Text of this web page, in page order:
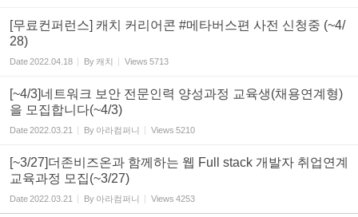
[무료컨퍼런스] 캐치 커리어콘 #메타버스편 사전 신청중 (~4/
28)
Date2022.04.18 By 캐치 Views 5713
[~4/3]네트워크 보안 전문인력 양성과정 교육생(채용연계형)
을 모집합니다(~4/3)
Date2022.03.21 By 아라컴퍼니 Views 5210
[~3/27]더존비즈온과 함께하는 웹 Full stack 개발자 취업연계
교육과정 모집(~3/27)
Date2022.03.21 By 아라컴퍼니 Views 4253